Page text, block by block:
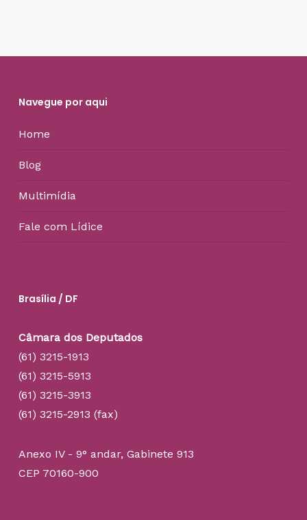
Navegue por aqui
Home
Blog
Multimídia
Fale com Lídice
Brasília / DF
Câmara dos Deputados
(61) 3215-1913
(61) 3215-5913
(61) 3215-3913
(61) 3215-2913 (fax)
Anexo IV - 9° andar, Gabinete 913
CEP 70160-900